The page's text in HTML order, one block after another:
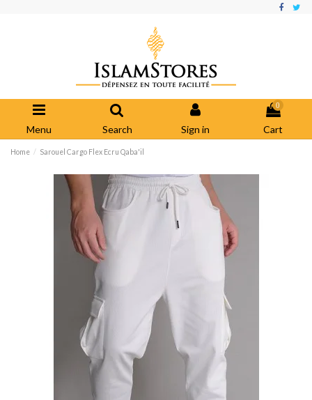
Menu Search Sign in
0
Cart
Home Sarouel Cargo Flex Ecru Qaba'il